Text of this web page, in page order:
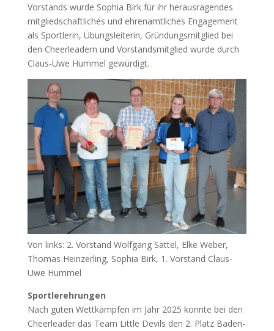
Vorstands wurde Sophia Birk für ihr herausragendes
mitgliedschaftliches und ehrenamtliches Engagement
als Sportlerin, Übungsleiterin, Gründungsmitglied bei
den Cheerleadern und Vorstandsmitglied wurde durch
Claus-Uwe Hummel gewürdigt.
Von links: 2. Vorstand Wolfgang Sattel, Elke Weber,
Thomas Heinzerling, Sophia Birk, 1. Vorstand Claus-
Uwe Hummel
Sportlerehrungen
Nach guten Wettkämpfen im Jahr 2025 konnte bei den
Cheerleader das Team Little Devils den 2. Platz Baden-